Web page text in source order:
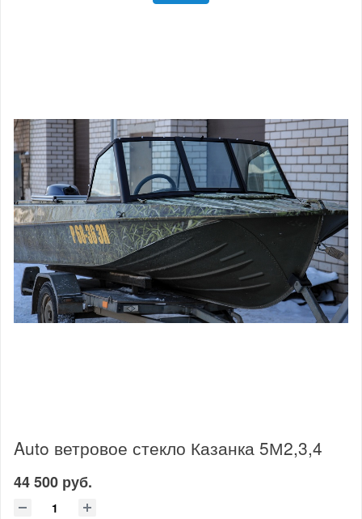
Auto ветровое стекло Казанка 5М2,3,4
44 500 руб.